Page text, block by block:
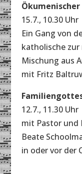
15.7., 10.30 Uhr
Ein Gang von
katholische
Mischung aus
mit Fritz
12.7., 11.30 Uhr
mit Pastor und
Beate
in oder vor der